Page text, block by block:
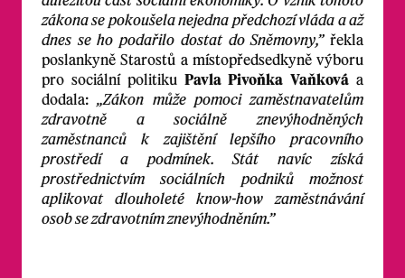
zákona se pokoušela nejedna předchozí vláda a až
dnes se ho podařilo dostat do Sněmovny,” řekla
poslankyně Starostů a místopředsedkyně výboru
pro sociální politiku Pavla Pivoňka Vaňková a
dodala:„Zákon může pomoci zaměstnavatelům
zdravotně a sociálně znevýhodněných
zaměstnanců k zajištění lepšího pracovního
prostředí a podmínek. Stát navíc získá
prostřednictvím sociálních podniků možnost
aplikovat dlouholeté know-how zaměstnávání
osob se zdravotním znevýhodněním.”